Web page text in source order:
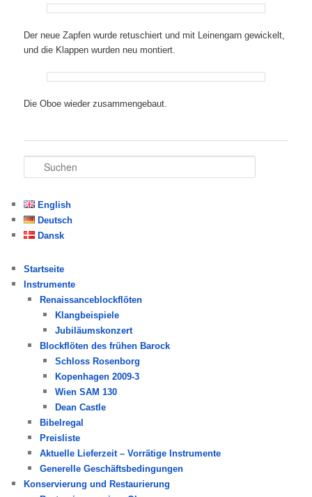
Der neue Zapfen wurde retuschiert und mit Leinengarn gewickelt,
und die Klappen wurden neu montiert.
Die Oboe wieder zusammengebaut.
u
h
e
n
English
Deutsch
Dansk
Startseite
Instrumente
Renaissanceblockflöten
Klangbeispiele
Jubiläumskonzert
Blockflöten des frühen Barock
Schloss Rosenborg
Kopenhagen 2009-3
Wien SAM 130
Dean Castle
Bibelregal
Preisliste
Aktuelle Lieferzeit – Vorrätige Instrumente
Generelle Geschäftsbedingungen
Konservierung und Restaurierung